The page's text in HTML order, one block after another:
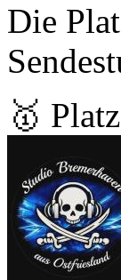
Die
🥇